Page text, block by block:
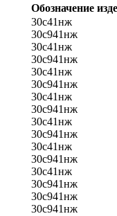
Обозначение
30с41нж
30с941нж
30с41нж
30с941нж
30с41нж
30с941нж
30с41нж
30с941нж
30с41нж
30с941нж
30с41нж
30с941нж
30с41нж
30с941нж
30с941нж
30с941нж